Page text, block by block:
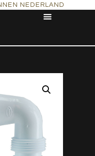
NEDERLAND